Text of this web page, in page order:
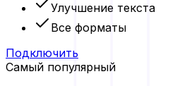
Улучшение текста
Все форматы
Подключить
Самый популярный